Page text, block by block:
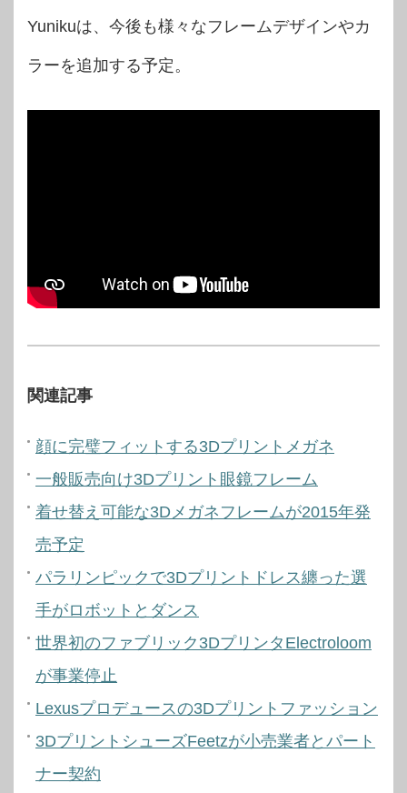
Yunikuは、今後も様々なフレームデザインやカ
ラーを追加する予定。
関連記事
顔に完璧フィットする3Dプリントメガネ
一般販売向け3Dプリント眼鏡フレーム
着せ替え可能な3Dメガネフレームが2015年発
売予定
パラリンピックで3Dプリントドレス纏った選
手がロボットとダンス
世界初のファブリック3DプリンタElectroloom
が事業停止
Lexusプロデュースの3Dプリントファッション
3DプリントシューズFeetzが小売業者とパート
ナー契約